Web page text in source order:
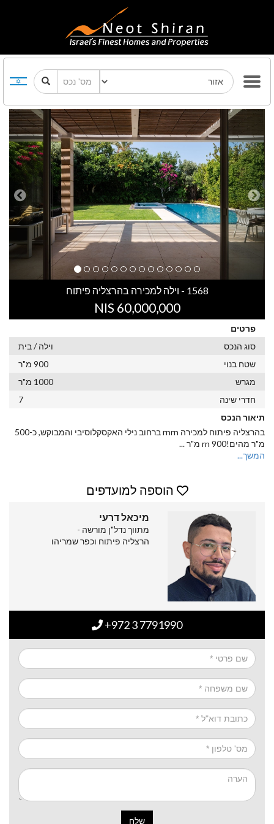
Previous Next
1568 - וילה למכירה בהרצליה פיתוח
60,000,000 NIS
פרטים
סוג הנכס
וילה / בית
שטח בנוי
900 מ"ר
מגרש
1000 מ"ר
חדרי שינה
7
תיאור הנכס
בהרצליה פיתוח למכירה rnrn ברחוב נילי האקסקלוסיבי והמבוקש, כ-500
מ"ר מהים!rn 900 מ"ר
...
המשך...
הוספה למועדפים
מיכאל דרעי
מתווך נדל"ן מורשה -
הרצליה פיתוח וכפר שמריהו
+972 3 7791990
שלח